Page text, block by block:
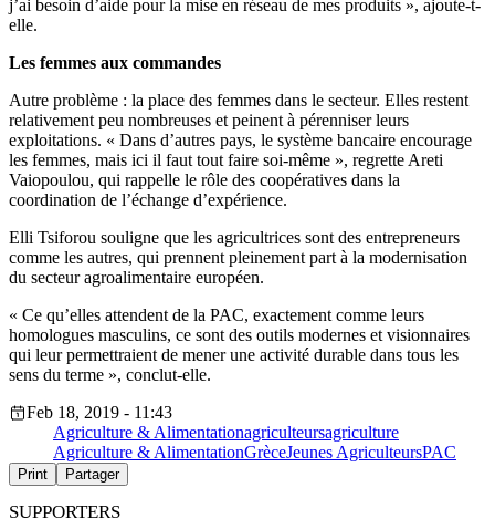
j’ai besoin d’aide pour la mise en réseau de mes produits », ajoute-t-
elle.
Les femmes aux commandes
Autre problème : la place des femmes dans le secteur. Elles restent
relativement peu nombreuses et peinent à pérenniser leurs
exploitations. « Dans d’autres pays, le système bancaire encourage
les femmes, mais ici il faut tout faire soi-même », regrette Areti
Vaiopoulou, qui rappelle le rôle des coopératives dans la
coordination de l’échange d’expérience.
Elli Tsiforou souligne que les agricultrices sont des entrepreneurs
comme les autres, qui prennent pleinement part à la modernisation
du secteur agroalimentaire européen.
« Ce qu’elles attendent de la PAC, exactement comme leurs
homologues masculins, ce sont des outils modernes et visionnaires
qui leur permettraient de mener une activité durable dans tous les
sens du terme », conclut-elle.
Feb 18, 2019 - 11:43
Agriculture & Alimentationagriculteursagriculture
Agriculture & AlimentationGrèceJeunes AgriculteursPAC
Print Partager
SUPPORTERS